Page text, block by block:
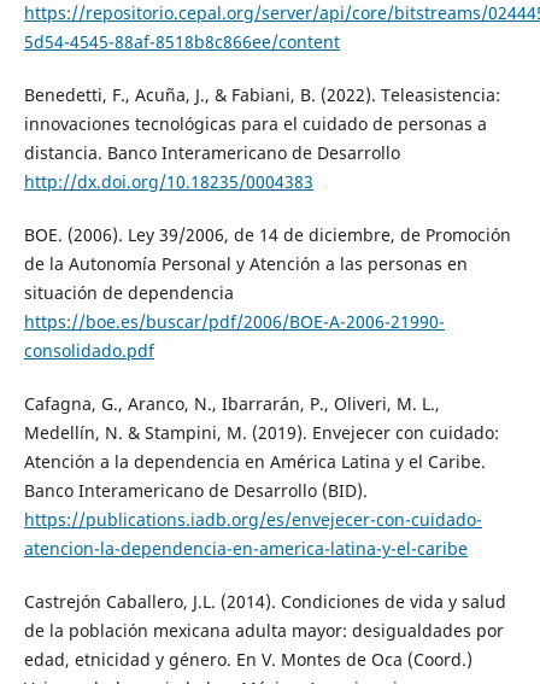
https://repositorio.cepal.org/server/api/core/bitstreams/
5d54-4545-88af-8518b8c866ee/content
Benedetti, F., Acuña, J., & Fabiani, B. (2022). Teleasistencia:
innovaciones tecnológicas para el cuidado de personas a
distancia. Banco Interamericano de Desarrollo
http://dx.doi.org/10.18235/0004383
BOE. (2006). Ley 39/2006, de 14 de diciembre, de Promoción
de la Autonomía Personal y Atención a las personas en
situación de dependencia
https://boe.es/buscar/pdf/2006/BOE-A-2006-21990-
consolidado.pdf
Cafagna, G., Aranco, N., Ibarrarán, P., Oliveri, M. L.,
Medellín, N. & Stampini, M. (2019). Envejecer con cuidado:
Atención a la dependencia en América Latina y el Caribe.
Banco Interamericano de Desarrollo (BID).
https://publications.iadb.org/es/envejecer-con-cuidado-
atencion-la-dependencia-en-america-latina-y-el-caribe
Castrejón Caballero, J.L. (2014). Condiciones de vida y salud
de la población mexicana adulta mayor: desigualdades por
edad, etnicidad y género. En V. Montes de Oca (Coord.)